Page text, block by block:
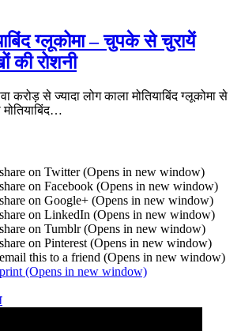
ग्‍लूकोमा – चुपके से चुरायें
रोशनी
करोड़ से ज्यादा लोग काला मोतियाबिंद ग्‍लूकोमा से
मोतियाबिंद…
on Twitter (Opens in new window)
on Facebook (Opens in new window)
on Google+ (Opens in new window)
on LinkedIn (Opens in new window)
on Tumblr (Opens in new window)
on Pinterest (Opens in new window)
this to a friend (Opens in new window)
(Opens in new window)